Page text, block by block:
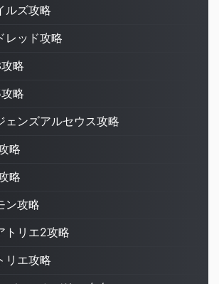
ルズ攻略
レッド攻略
略
略
ェンズアルセウス攻略
略
略
ン攻略
トリエ2攻略
リエ攻略